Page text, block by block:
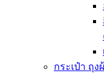
กระเป๋า ถุ